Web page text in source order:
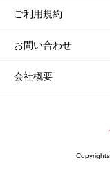
ご利用規約
お問い合わせ
会社概要